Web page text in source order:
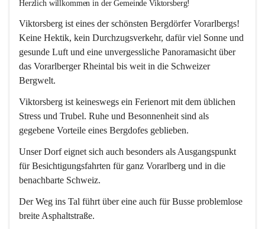
Herzlich willkommen in der Gemeinde Viktorsberg!
Viktorsberg ist eines der schönsten Bergdörfer Vorarlbergs!
Keine Hektik, kein Durchzugsverkehr, dafür viel Sonne und
gesunde Luft und eine unvergessliche Panoramasicht über
das Vorarlberger Rheintal bis weit in die Schweizer
Bergwelt.
Viktorsberg ist keineswegs ein Ferienort mit dem üblichen
Stress und Trubel. Ruhe und Besonnenheit sind als
gegebene Vorteile eines Bergdofes geblieben.
Unser Dorf eignet sich auch besonders als Ausgangspunkt
für Besichtigungsfahrten für ganz Vorarlberg und in die
benachbarte Schweiz.
Der Weg ins Tal führt über eine auch für Busse problemlose
breite Asphaltstraße.